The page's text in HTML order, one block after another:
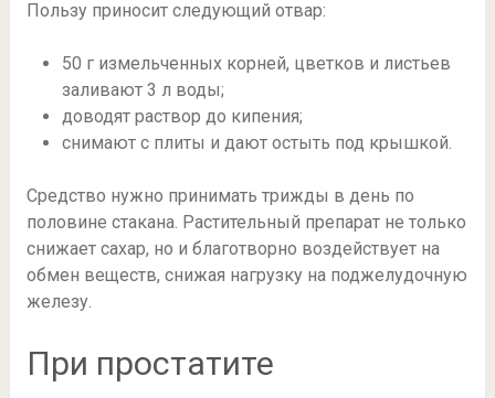
Пользу приносит следующий отвар:
50 г измельченных корней, цветков и листьев
заливают 3 л воды;
доводят раствор до кипения;
снимают с плиты и дают остыть под крышкой.
Средство нужно принимать трижды в день по
половине стакана. Растительный препарат не только
снижает сахар, но и благотворно воздействует на
обмен веществ, снижая нагрузку на поджелудочную
железу.
При простатите